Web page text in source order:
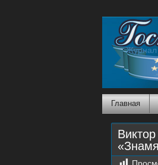
Журнал
Главная